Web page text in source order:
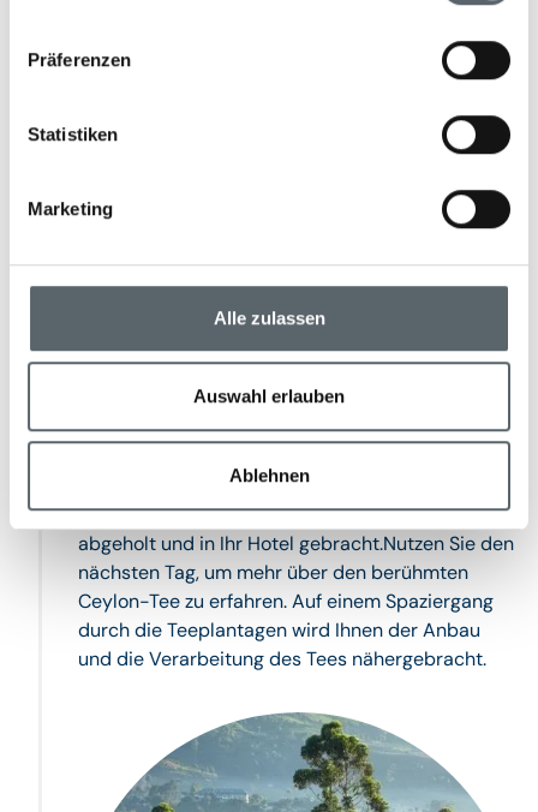
Präferenzen
Statistiken
Marketing
Alle zulassen
Auswahl erlauben
Ablehnen
Tag 7 - 8
Nuwara Eliya
Am Morgen erwartet Sie eine Zugfahrt in das
Hochland von Sri Lanka, nach Nuwara Eliya,
bekannt für seine weitläufigen Teeplantagen. Die
einen wahren Teppich aus Pflanzen. Nach der
Ankunft am Bahnhof von Nanu Oya werden Sie
abgeholt und in Ihr Hotel gebracht.Nutzen Sie den
nächsten Tag, um mehr über den berühmten
Ceylon-Tee zu erfahren. Auf einem Spaziergang
durch die Teeplantagen wird Ihnen der Anbau
und die Verarbeitung des Tees nähergebracht.